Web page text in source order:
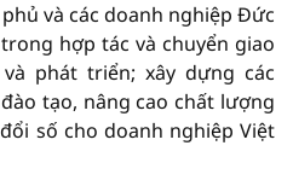
và các doanh nghiệp Đức
hợp tác và chuyển giao
phát triển; xây dựng các
tạo, nâng cao chất lượng
số cho doanh nghiệp Việt